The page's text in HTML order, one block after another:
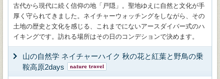
古代から現代に続く信仰の地「戸隠」。聖地ゆえに自然と文化が手
厚く守られてきました。ネイチャーウォッチングをしながら、その
土地の歴史と文化を感じる、これまでにないアースダイバー式のハ
イキングです。訪れる場所はその日のコンデションで決めます。
山の自然学 ネイチャーハイク 秋の花と紅葉と野鳥の乗
鞍高原2days